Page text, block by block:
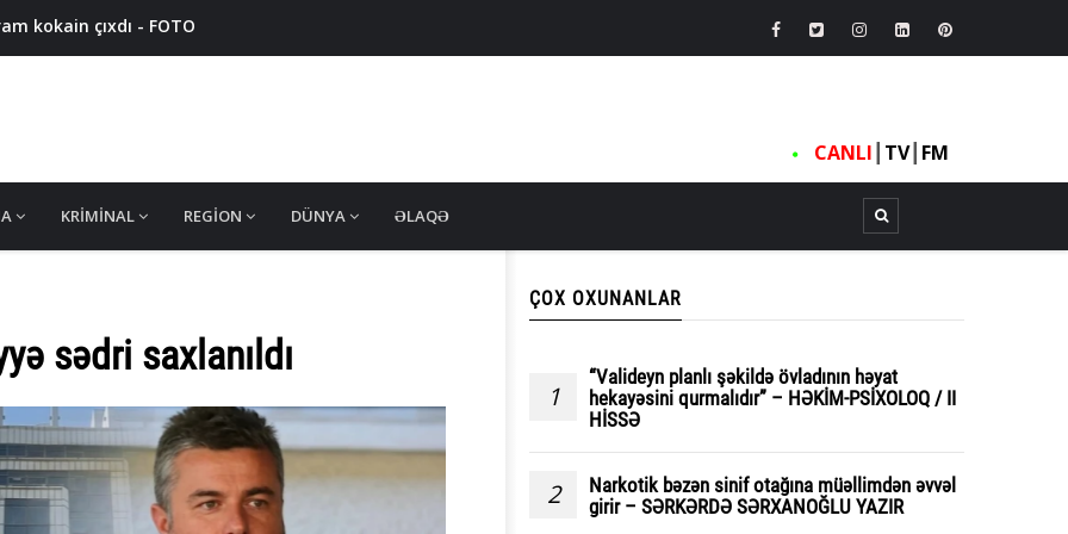
kokain çıxdı - FOTO
57 nəfər saxlanıldı, 11 ton həşiş müsadirə olundu
alverçiləri ələ keçdi - VİDEO
- FOTO
CANLI TV┃ FM
KRIMINAL REGION DÜNYA ƏLAQƏ
sədri saxlanıldı
ÇOX OXUNANLAR
1
“Valideyn planlı şəkildə övladının həyat
hekayəsini qurmalıdır” – HƏKİM-PSİXOLOQ / II
HİSSƏ
2
Narkotik bəzən sinif otağına müəllimdən əvvəl
girir – SƏRKƏRDƏ SƏRXANOĞLU YAZIR